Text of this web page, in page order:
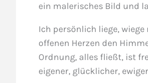
ein malerisches Bild und
Ich persönlich liege,
offenen Herzen den
Ordnung, alles fließt, ist
eigener, glücklicher,